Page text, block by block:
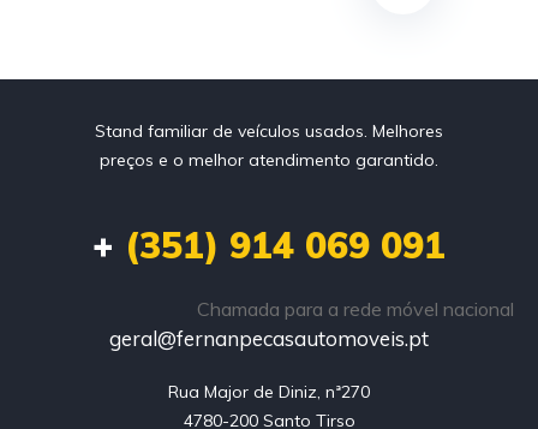
Stand familiar de veículos usados. Melhores
preços e o melhor atendimento garantido.
+ (351) 914 069 091
Chamada para a rede móvel nacional
geral@fernanpecasautomoveis.pt
Rua Major de Diniz, nª270
4780-200 Santo Tirso